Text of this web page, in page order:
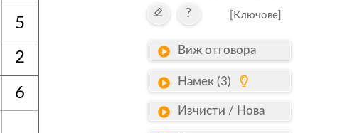
5
2
6
? [Ключове]
Виж отговора
Намек (3)
Изчисти / Нова